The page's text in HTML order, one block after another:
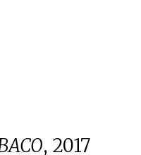
, 2017